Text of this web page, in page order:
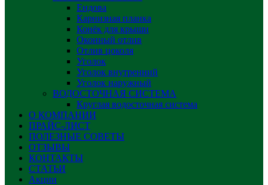
Ендова
Карнизная планка
Конёк для крыши
Оконный отлив
Отлив цоколя
Уголок
Уголок внутренний
Уголок наружный
ВОДОСТОЧНАЯ СИСТЕМА
Круглая водосточная система
О КОМПАНИИ
ПРАЙС-ЛИСТ
ПОЛЕЗНЫЕ СОВЕТЫ
ОТЗЫВЫ
КОНТАКТЫ
СТАТЬИ
Акции